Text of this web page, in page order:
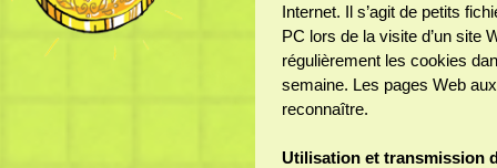
Internet. Il s’agit de petits
PC lors de la visite d’un site
régulièrement les cookies
semaine. Les pages Web
reconnaître.
Utilisation et transmission